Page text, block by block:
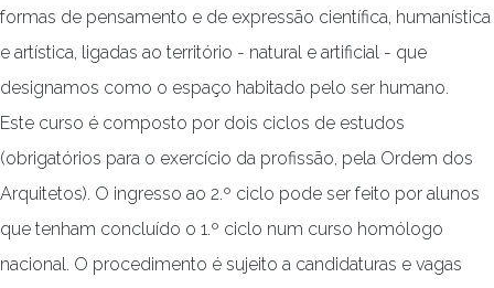
formas de pensamento e de expressão científica, humanística
e artística, ligadas ao território - natural e artificial - que
designamos como o espaço habitado pelo ser humano.
Este curso é composto por dois ciclos de estudos
(obrigatórios para o exercício da profissão, pela Ordem dos
Arquitetos). O ingresso ao 2.º ciclo pode ser feito por alunos
que tenham concluído o 1.º ciclo num curso homólogo
nacional. O procedimento é sujeito a candidaturas e vagas